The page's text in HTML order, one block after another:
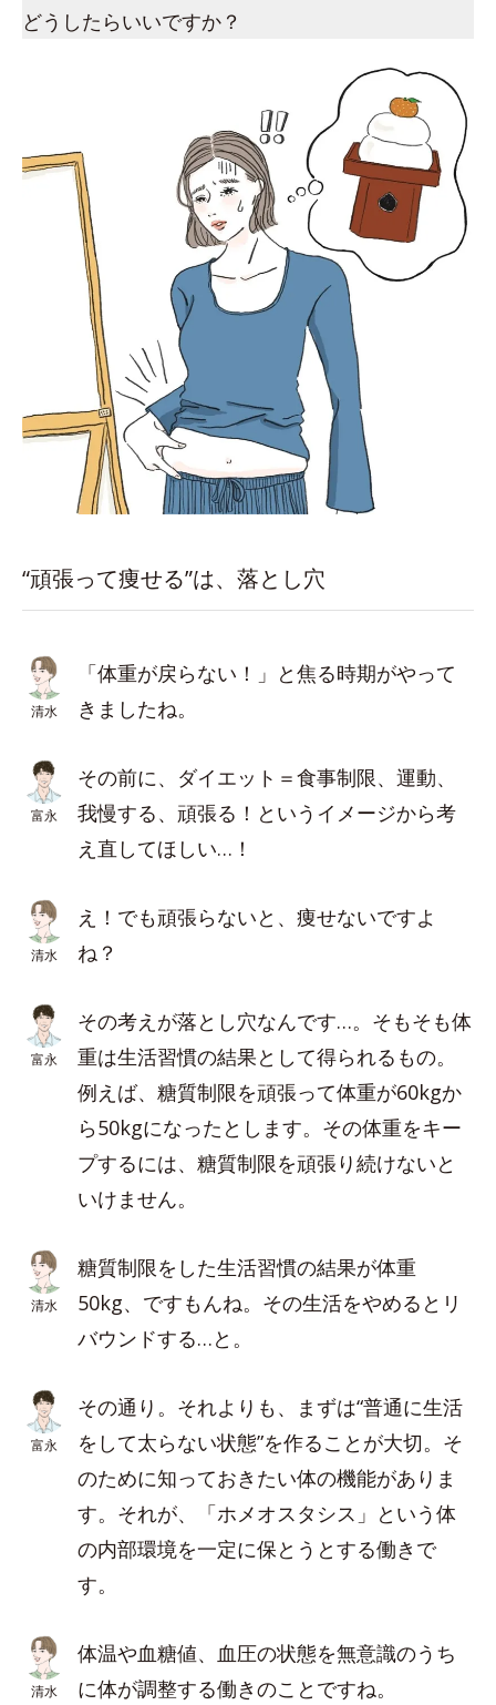
どうしたらいいですか？
“頑張って痩せる”は、落とし穴
清水
「体重が戻らない！」と焦る時期がやって
きましたね。
富永
その前に、ダイエット＝食事制限、運動、
我慢する、頑張る！というイメージから考
え直してほしい…！
清水
え！でも頑張らないと、痩せないですよ
ね？
富永
その考えが落とし穴なんです…。そもそも体
重は生活習慣の結果として得られるもの。
例えば、糖質制限を頑張って体重が60kgか
ら50kgになったとします。その体重をキー
プするには、糖質制限を頑張り続けないと
いけません。
清水
糖質制限をした生活習慣の結果が体重
50kg、ですもんね。その生活をやめるとリ
バウンドする…と。
富永
その通り。それよりも、まずは“普通に生活
をして太らない状態”を作ることが大切。そ
のために知っておきたい体の機能がありま
す。それが、「ホメオスタシス」という体
の内部環境を一定に保とうとする働きで
す。
清水
体温や血糖値、血圧の状態を無意識のうち
に体が調整する働きのことですね。